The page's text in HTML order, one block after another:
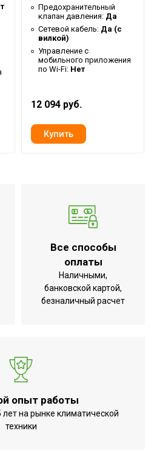
оборудование (для
использования)
Предохранительный
клапан давления: Да
Сетевой кабель: Да (с
вилкой)
Управление c
мобильного приложения
по Wi-Fi: Нет
12 094 руб.
Все способы
оплаты
Наличными,
банковской картой,
безналичный расчет
опыт работы
на рынке климатической
техники